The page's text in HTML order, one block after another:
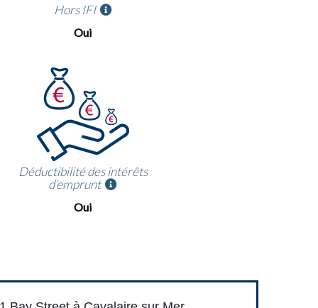
Hors IFI
Oui
Déductibilité des intérêts
d’emprunt
Oui